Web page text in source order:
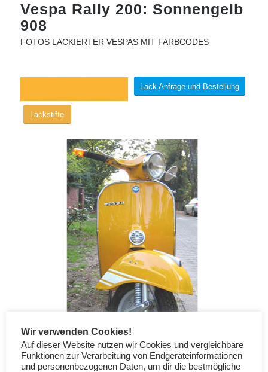
Vespa Rally 200: Sonnengelb
908
FOTOS LACKIERTER VESPAS MIT FARBCODES
Lack Anfrage und Bestellung
Lackstifte
Wir verwenden Cookies!
Auf dieser Website nutzen wir Cookies und vergleichbare
Funktionen zur Verarbeitung von Endgeräteinformationen
und personenbezogenen Daten, um dir die bestmögliche